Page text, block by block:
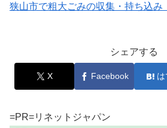
狭山市で粗大ごみの収集・持ち込み
シェアする
X Facebook
=PR=リネットジャパン